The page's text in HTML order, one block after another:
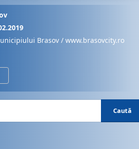
Brasov / www.brasovcity.ro
Caută